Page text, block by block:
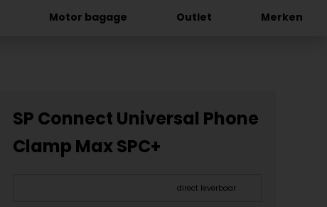
Motor bagage Outlet Merken
SP Connect Universal Phone
Clamp Max SPC+
direct leverbaar